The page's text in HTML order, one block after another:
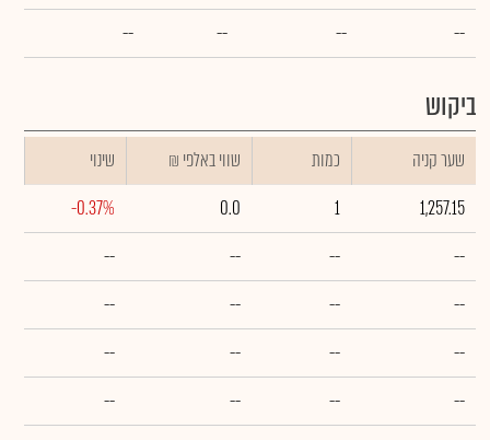
--
--
--
--
ביקוש
שער קניה כמות ₪ שווי באלפי
שינוי
1,257.15
1
0.0
-0.37%
--
--
--
--
--
--
--
--
--
--
--
--
--
--
--
--